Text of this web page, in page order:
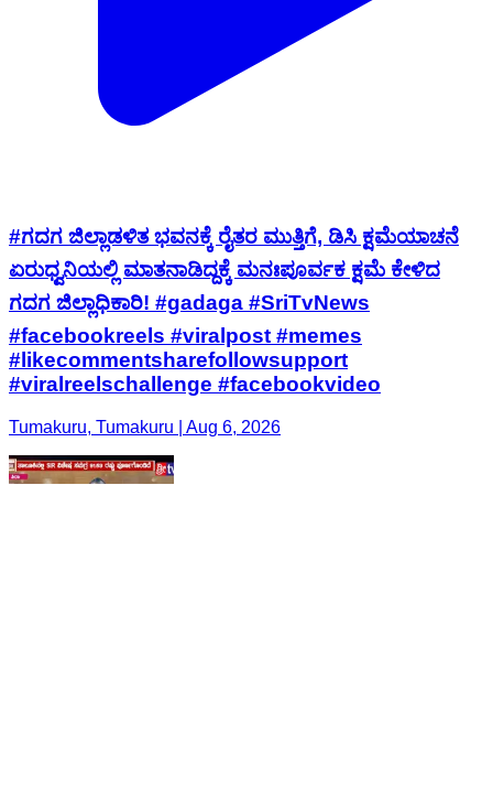
#ಗದಗ ಜಿಲ್ಲಾಡಳಿತ ಭವನಕ್ಕೆ ರೈತರ ಮುತ್ತಿಗೆ, ಡಿಸಿ ಕ್ಷಮೆಯಾಚನೆ
ಏರುಧ್ವನಿಯಲ್ಲಿ ಮಾತನಾಡಿದ್ದಕ್ಕೆ ಮನಃಪೂರ್ವಕ ಕ್ಷಮೆ ಕೇಳಿದ
ಗದಗ ಜಿಲ್ಲಾಧಿಕಾರಿ! #gadaga #SriTvNews
#facebookreels #viralpost #memes
#likecommentsharefollowsupport
#viralreelschallenge #facebookvideo
Tumakuru, Tumakuru | Aug 6, 2026